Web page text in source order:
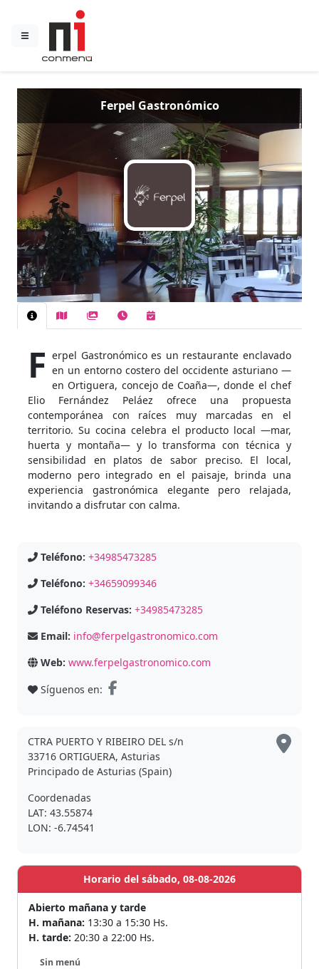
Ferpel Gastronómico
F erpel Gastronómico es un restaurante enclavado
en un entorno costero del occidente asturiano —
en Ortiguera, concejo de Coaña—, donde el chef
Elio Fernández Peláez ofrece una propuesta
contemporánea con raíces muy marcadas en el
territorio. Su cocina celebra el producto local —mar,
huerta y montaña— y lo transforma con técnica y
sensibilidad en platos de sabor preciso. El local,
moderno pero integrado en el paisaje, brinda una
experiencia gastronómica elegante pero relajada,
invitando a disfrutar con calma.
Teléfono: +34985473285
Teléfono: +34659099346
Teléfono Reservas: +34985473285
Email: info@ferpelgastronomico.com
Web: www.ferpelgastronomico.com
Síguenos en:
CTRA PUERTO Y RIBEIRO DEL s/n
33716 ORTIGUERA, Asturias
Principado de Asturias (Spain)
Coordenadas
LAT: 43.55874
LON: -6.74541
Horario del sábado, 08-08-2026
Abierto mañana y tarde
H. mañana: 13:30 a 15:30 Hs.
H. tarde: 20:30 a 22:00 Hs.
Sin menú